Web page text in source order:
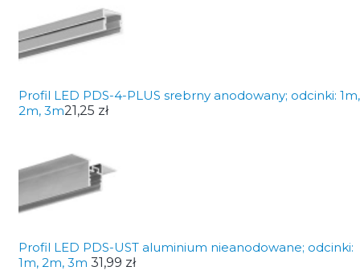
Profil LED PDS-4-PLUS srebrny anodowany; odcinki: 1m,
2m, 3m21,25 zł
Profil LED PDS-UST aluminium nieanodowane; odcinki:
1m, 2m, 3m 31,99 zł